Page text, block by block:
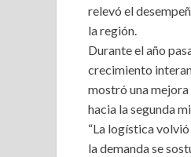
relevó el
la región.
Durante el año
crecimiento
mostró una
hacia la segunda
“La logística
la demanda se